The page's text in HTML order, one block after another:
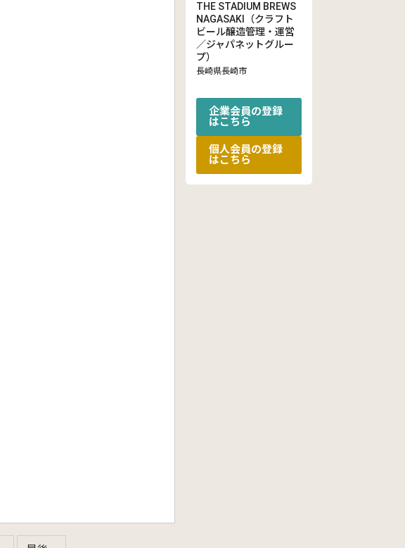
THE STADIUM BREWS
NAGASAKI（クラフト
ビール醸造管理・運営
／ジャパネットグルー
プ）
長崎県長崎市
企業会員の登録
はこちら
個人会員の登録
はこちら